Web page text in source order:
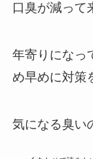
口臭が減って
年寄りになっ
め早めに対策
気になる臭い